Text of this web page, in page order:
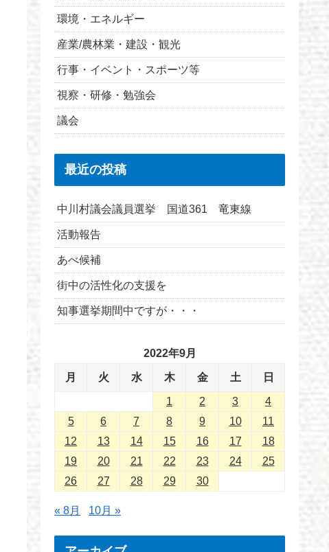
環境・エネルギー
産業/農林業・建設・観光
行事・イベント・スポーツ等
視察・研修・勉強会
議会
最近の投稿
中川村議会議員選挙 国道361 竜東線
活動報告
あべ候補
街中の活性化の支援を
知事選挙期間中ですが・・・
2022年9月
月 火 水 木 金 土 日
1 2 3
4
5
6 7 8 9 10
11
12
13 14 15 16 17
18
19
20 21 22 23 24
25
26
27 28 29 30
« 8月 10月 »